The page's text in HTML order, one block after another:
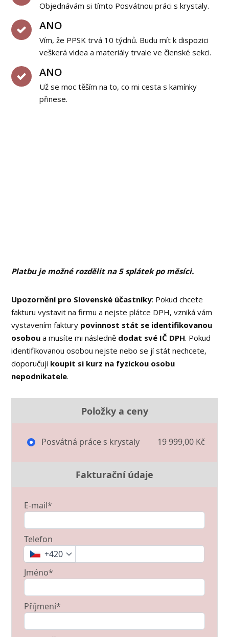
Objednávám si tímto Posvátnou práci s krystaly.
ANO
Vím, že PPSK trvá 10 týdnů. Budu mít k dispozici
veškerá videa a materiály trvale ve členské sekci.
ANO
Už se moc těším na to, co mi cesta s kamínky
přinese.
Platbu je možné rozdělit na 5 splátek po měsíci.
Upozornění pro Slovenské účastníky: Pokud chcete
fakturu vystavit na firmu a nejste plátce DPH, vzniká vám
vystavením faktury povinnost stát se identifikovanou
osobou a musíte mi následně dodat své IČ DPH. Pokud
identifikovanou osobou nejste nebo se jí stát nechcete,
doporučuji koupit si kurz na fyzickou osobu
nepodnikatele.
Položky a ceny
Posvátná práce s krystaly 19 999,00 Kč
Fakturační údaje
E-mail*
Telefon
+420
Jméno*
Příjmení*